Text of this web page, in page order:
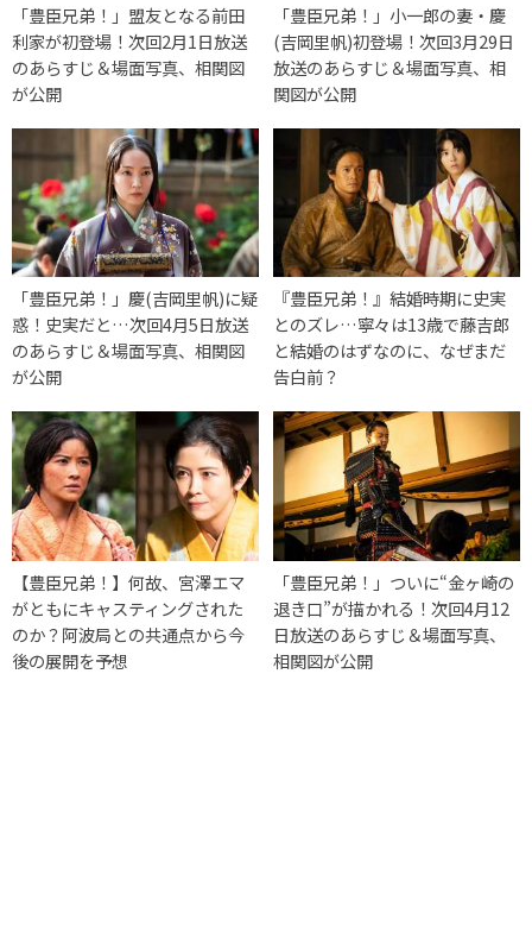
「豊臣兄弟！」盟友となる前田
利家が初登場！次回2月1日放送
のあらすじ＆場面写真、相関図
が公開
「豊臣兄弟！」小一郎の妻・慶
(吉岡里帆)初登場！次回3月29日
放送のあらすじ＆場面写真、相
関図が公開
「豊臣兄弟！」慶(吉岡里帆)に疑
惑！史実だと…次回4月5日放送
のあらすじ＆場面写真、相関図
が公開
『豊臣兄弟！』結婚時期に史実
とのズレ…寧々は13歳で藤吉郎
と結婚のはずなのに、なぜまだ
告白前？
【豊臣兄弟！】何故、宮澤エマ
がともにキャスティングされた
のか？阿波局との共通点から今
後の展開を予想
「豊臣兄弟！」ついに“金ヶ崎の
退き口”が描かれる！次回4月12
日放送のあらすじ＆場面写真、
相関図が公開